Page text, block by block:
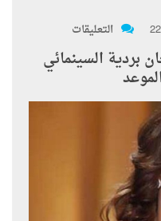
التعليقات
بردية السينمائي